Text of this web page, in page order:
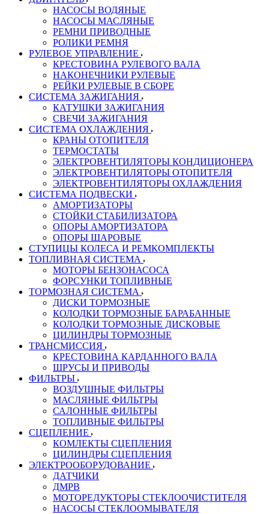
НАСОСЫ ВОДЯНЫЕ
НАСОСЫ МАСЛЯНЫЕ
РЕМНИ ПРИВОДНЫЕ
РОЛИКИ РЕМНЯ
РУЛЕВОЕ УПРАВЛЕНИЕ
КРЕСТОВИНА РУЛЕВОГО ВАЛА
НАКОНЕЧНИКИ РУЛЕВЫЕ
РЕЙКИ РУЛЕВЫЕ В СБОРЕ
СИСТЕМА ЗАЖИГАНИЯ
КАТУШКИ ЗАЖИГАНИЯ
СВЕЧИ ЗАЖИГАНИЯ
СИСТЕМА ОХЛАЖДЕНИЯ
КРАНЫ ОТОПИТЕЛЯ
ТЕРМОСТАТЫ
ЭЛЕКТРОВЕНТИЛЯТОРЫ КОНДИЦИОНЕРА
ЭЛЕКТРОВЕНТИЛЯТОРЫ ОТОПИТЕЛЯ
ЭЛЕКТРОВЕНТИЛЯТОРЫ ОХЛАЖДЕНИЯ
СИСТЕМА ПОДВЕСКИ
АМОРТИЗАТОРЫ
СТОЙКИ СТАБИЛИЗАТОРА
ОПОРЫ АМОРТИЗАТОРА
ОПОРЫ ШАРОВЫЕ
СТУПИЦЫ КОЛЕСА И РЕМКОМПЛЕКТЫ
ТОПЛИВНАЯ СИСТЕМА
МОТОРЫ БЕНЗОНАСОСА
ФОРСУНКИ ТОПЛИВНЫЕ
ТОРМОЗНАЯ СИСТЕМА
ДИСКИ ТОРМОЗНЫЕ
КОЛОДКИ ТОРМОЗНЫЕ БАРАБАННЫЕ
КОЛОДКИ ТОРМОЗНЫЕ ДИСКОВЫЕ
ЦИЛИНДРЫ ТОРМОЗНЫЕ
ТРАНСМИССИЯ
КРЕСТОВИНА КАРДАННОГО ВАЛА
ШРУСЫ И ПРИВОДЫ
ФИЛЬТРЫ
ВОЗДУШНЫЕ ФИЛЬТРЫ
МАСЛЯНЫЕ ФИЛЬТРЫ
САЛОННЫЕ ФИЛЬТРЫ
ТОПЛИВНЫЕ ФИЛЬТРЫ
СЦЕПЛЕНИЕ
КОМЛЕКТЫ СЦЕПЛЕНИЯ
ЦИЛИНДРЫ СЦЕПЛЕНИЯ
ЭЛЕКТРООБОРУДОВАНИЕ
ДАТЧИКИ
ДМРВ
МОТОРЕДУКТОРЫ СТЕКЛООЧИСТИТЕЛЯ
НАСОСЫ СТЕКЛООМЫВАТЕЛЯ